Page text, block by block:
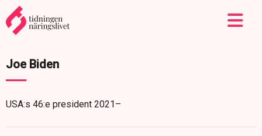
Joe Biden
USA:s 46:e president 2021–